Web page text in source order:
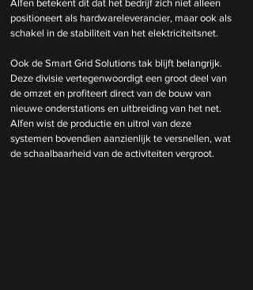
Alfen betekent dit dat het bedrijf zich niet alleen
positioneert als hardwareleverancier, maar ook als
schakel in de stabiliteit van het elektriciteitsnet.
Ook de Smart Grid Solutions tak blijft belangrijk.
Deze divisie vertegenwoordigt een groot deel van
de omzet en profiteert direct van de bouw van
nieuwe onderstations en uitbreiding van het net.
Alfen wist de productie en uitrol van deze
systemen bovendien aanzienlijk te versnellen, wat
de schaalbaarheid van de activiteiten vergroot.